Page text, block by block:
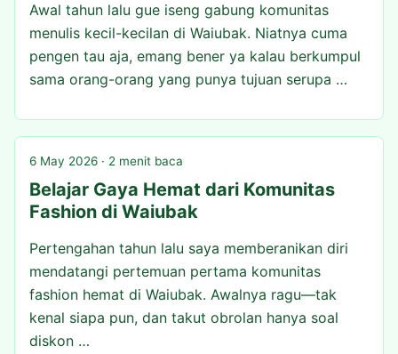
Awal tahun lalu gue iseng gabung komunitas
menulis kecil-kecilan di Waiubak. Niatnya cuma
pengen tau aja, emang bener ya kalau berkumpul
sama orang-orang yang punya tujuan serupa …
6 May 2026 · 2 menit baca
Belajar Gaya Hemat dari Komunitas
Fashion di Waiubak
Pertengahan tahun lalu saya memberanikan diri
mendatangi pertemuan pertama komunitas
fashion hemat di Waiubak. Awalnya ragu—tak
kenal siapa pun, dan takut obrolan hanya soal
diskon …